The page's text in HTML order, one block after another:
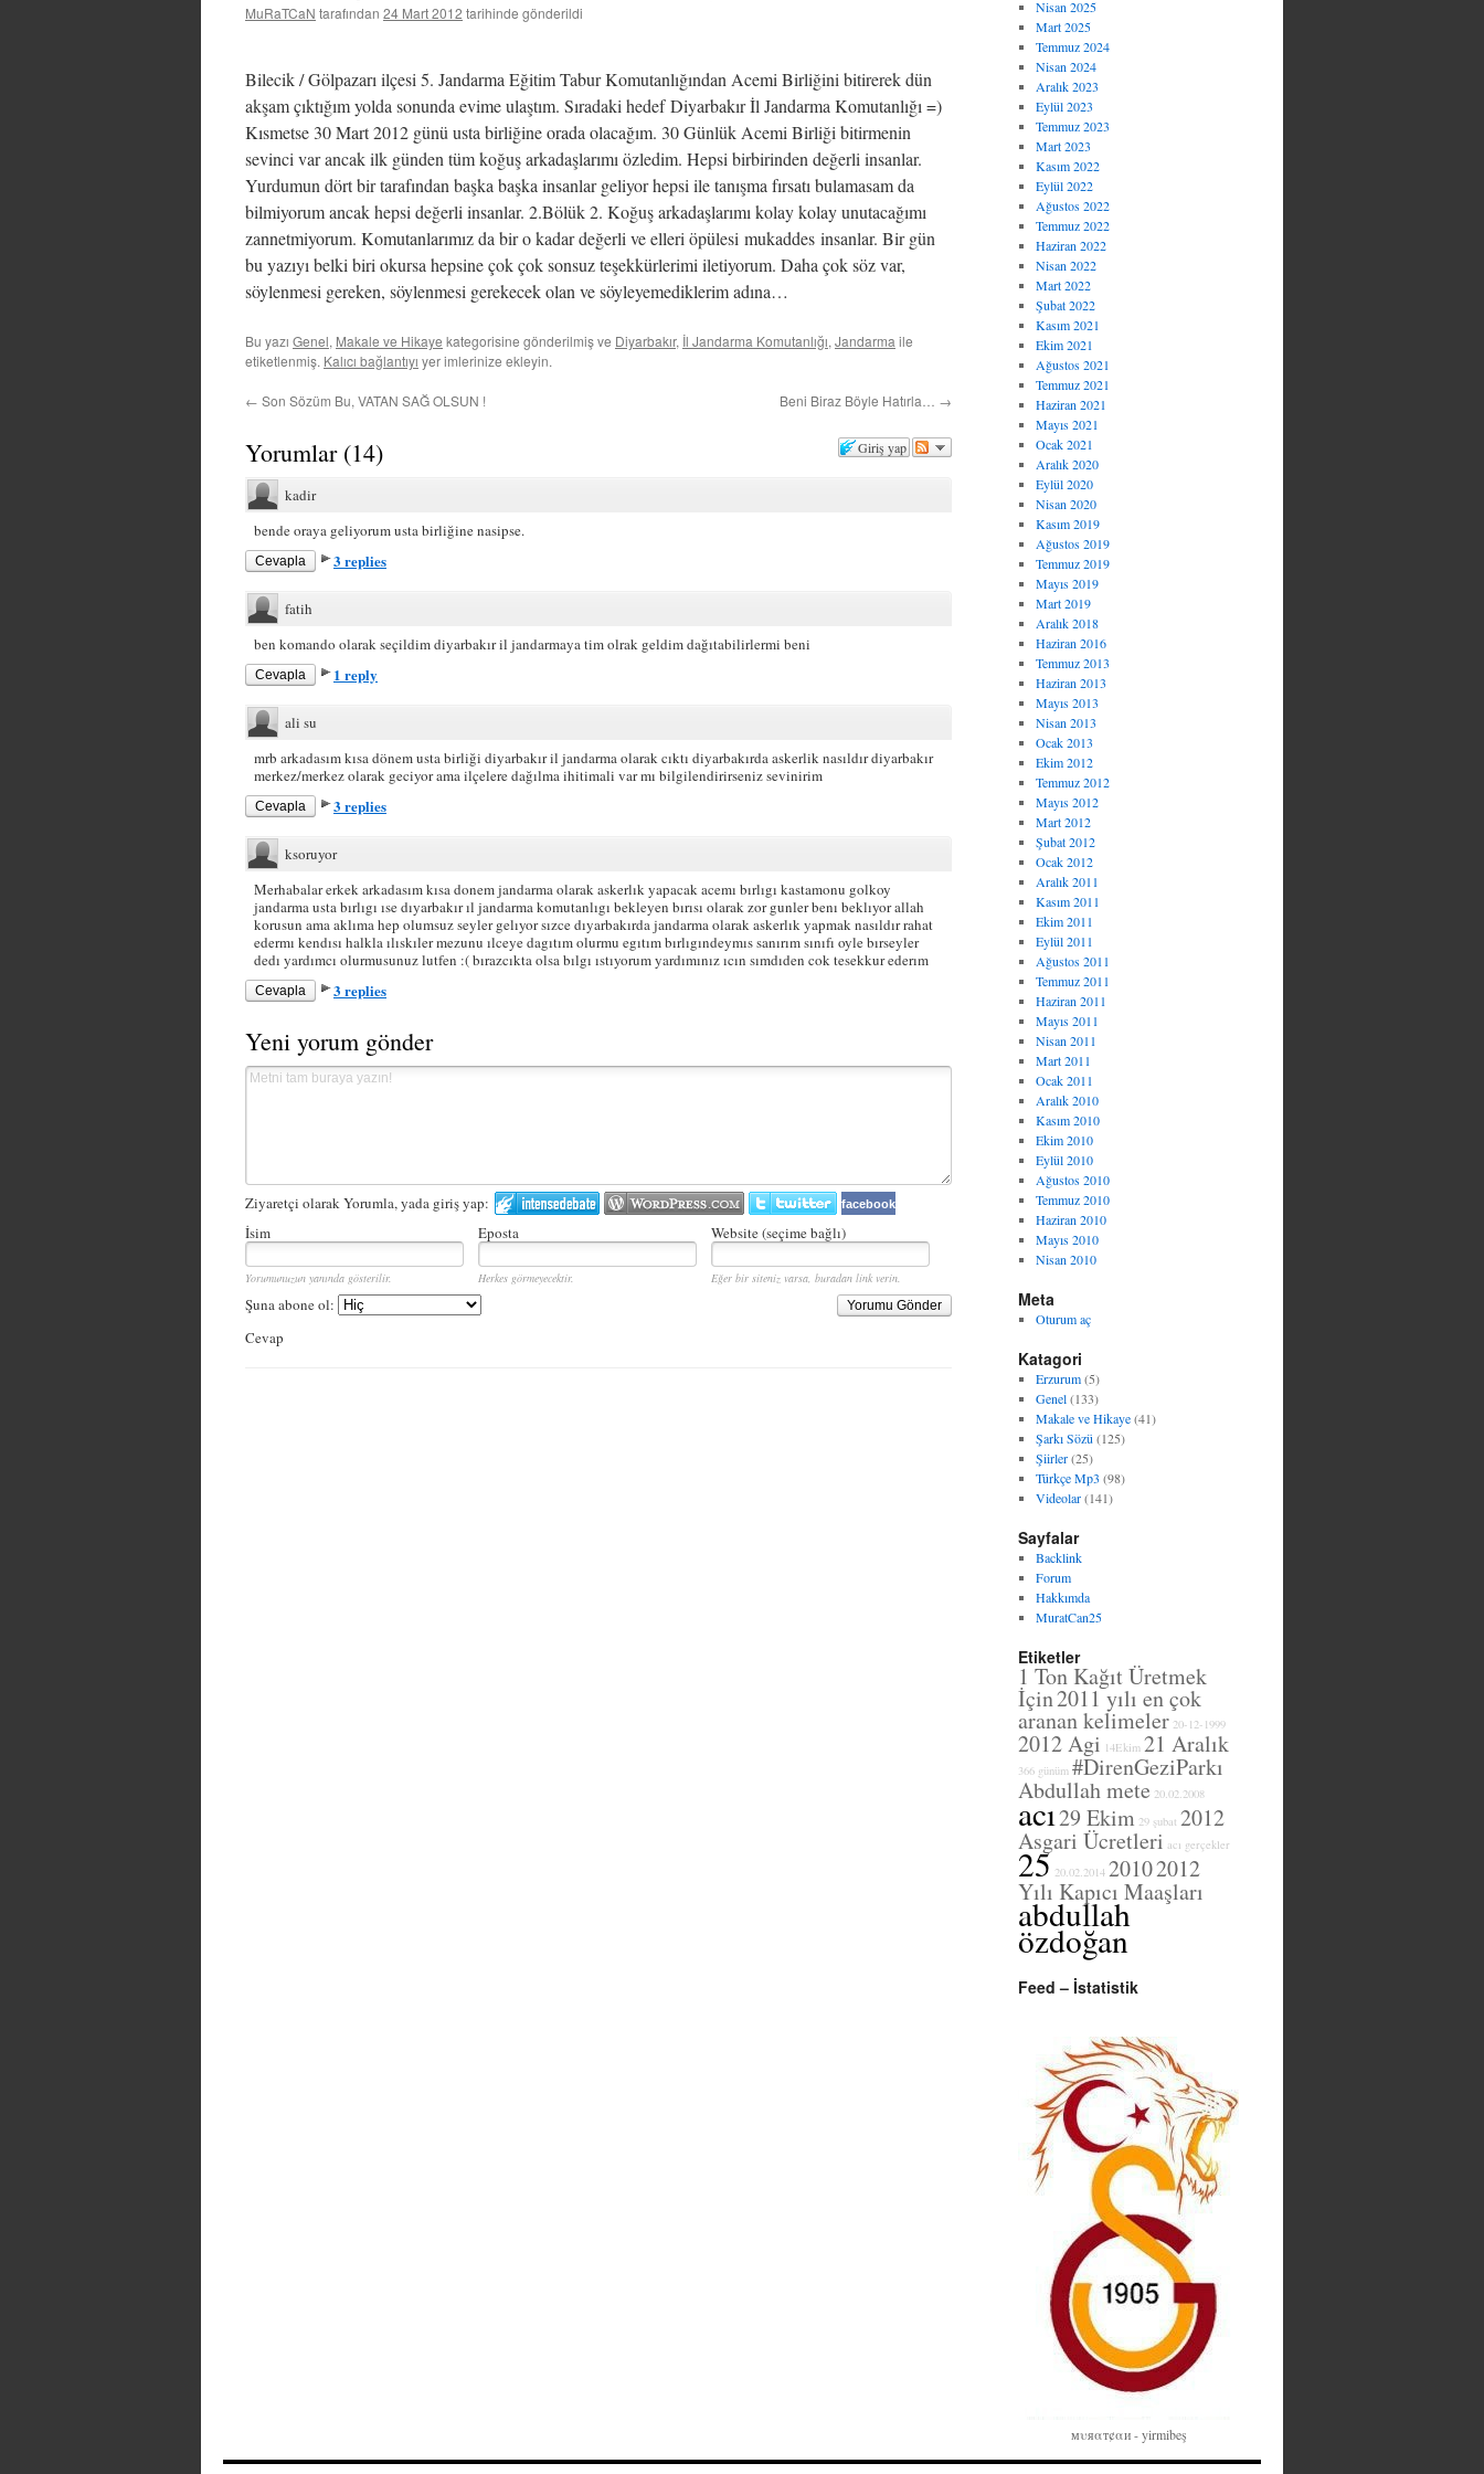
MuRaTCaN tarafından 24 Mart 2012 tarihinde gönderildi
Bilecik / Gölpazarı ilçesi 5. Jandarma Eğitim Tabur Komutanlığından Acemi Birliğini bitirerek dün
akşam çıktığım yolda sonunda evime ulaştım. Sıradaki hedef Diyarbakır İl Jandarma Komutanlığı =)
Kısmetse 30 Mart 2012 günü usta birliğine orada olacağım. 30 Günlük Acemi Birliği bitirmenin
sevinci var ancak ilk günden tüm koğuş arkadaşlarımı özledim. Hepsi birbirinden değerli insanlar.
Yurdumun dört bir tarafından başka başka insanlar geliyor hepsi ile tanışma fırsatı bulamasam da
bilmiyorum ancak hepsi değerli insanlar. 2.Bölük 2. Koğuş arkadaşlarımı kolay kolay unutacağımı
zannetmiyorum. Komutanlarımız da bir o kadar değerli ve elleri öpülesi mukaddes insanlar. Bir gün
bu yazıyı belki biri okursa hepsine çok çok sonsuz teşekkürlerimi iletiyorum. Daha çok söz var,
söylenmesi gereken, söylenmesi gerekecek olan ve söyleyemediklerim adına…
Bu yazı Genel, Makale ve Hikaye kategorisine gönderilmiş ve Diyarbakır, İl Jandarma Komutanlığı, Jandarma ile
etiketlenmiş. Kalıcı bağlantıyı yer imlerinize ekleyin.
← Son Sözüm Bu, VATAN SAĞ OLSUN ! Beni Biraz Böyle Hatırla… →
Giriş yap
Yorumlar(14)
kadir
bende oraya geliyorum usta birliğine nasipse.
Cevapla 3 replies
fatih
ben komando olarak seçildim diyarbakır il jandarmaya tim olrak geldim dağıtabilirlermi beni
Cevapla 1 reply
ali su
mrb arkadasım kısa dönem usta birliği diyarbakır il jandarma olarak cıktı diyarbakırda askerlik nasıldır diyarbakır
merkez/merkez olarak geciyor ama ilçelere dağılma ihitimali var mı bilgilendirirseniz sevinirim
Cevapla 3 replies
ksoruyor
Merhabalar erkek arkadasım kısa donem jandarma olarak askerlık yapacak acemı bırlıgı kastamonu golkoy
jandarma usta bırlıgı ıse dıyarbakır ıl jandarma komutanlıgı bekleyen bırısı olarak zor gunler benı beklıyor allah
korusun ama aklıma hep olumsuz seyler gelıyor sızce dıyarbakırda jandarma olarak askerlık yapmak nasıldır rahat
edermı kendısı halkla ılıskıler mezunu ılceye dagıtım olurmu egıtım bırlıgındeymıs sanırım sınıfı oyle bırseyler
dedı yardımcı olurmusunuz lutfen :( bırazcıkta olsa bılgı ıstıyorum yardımınız ıcın sımdıden cok tesekkur ederım
Cevapla 3 replies
Yeni yorum gönder
Ziyaretçi olarak Yorumla, yada giriş yap: facebook
İsim Eposta Website (seçime bağlı)
Yorumunuzun yanında gösterilir. Herkes görmeyecektir.
Eğer bir siteniz varsa, buradan link verin.
Yorumu Gönder
Şuna abone ol:
Cevap
Nisan 2025
Mart 2025
Temmuz 2024
Nisan 2024
Aralık 2023
Eylül 2023
Temmuz 2023
Mart 2023
Kasım 2022
Eylül 2022
Ağustos 2022
Temmuz 2022
Haziran 2022
Nisan 2022
Mart 2022
Şubat 2022
Kasım 2021
Ekim 2021
Ağustos 2021
Temmuz 2021
Haziran 2021
Mayıs 2021
Ocak 2021
Aralık 2020
Eylül 2020
Nisan 2020
Kasım 2019
Ağustos 2019
Temmuz 2019
Mayıs 2019
Mart 2019
Aralık 2018
Haziran 2016
Temmuz 2013
Haziran 2013
Mayıs 2013
Nisan 2013
Ocak 2013
Ekim 2012
Temmuz 2012
Mayıs 2012
Mart 2012
Şubat 2012
Ocak 2012
Aralık 2011
Kasım 2011
Ekim 2011
Eylül 2011
Ağustos 2011
Temmuz 2011
Haziran 2011
Mayıs 2011
Nisan 2011
Mart 2011
Ocak 2011
Aralık 2010
Kasım 2010
Ekim 2010
Eylül 2010
Ağustos 2010
Temmuz 2010
Haziran 2010
Mayıs 2010
Nisan 2010
Meta
Oturum aç
Katagori
Erzurum(5)
Genel(133)
Makale ve Hikaye(41)
Şarkı Sözü (125)
Şiirler(25)
Türkçe Mp3 (98)
Videolar(141)
Sayfalar
Backlink
Forum
Hakkımda
MuratCan25
Etiketler
1 Ton Kağıt Üretmek
İçin2011 yılı en çok
aranan kelimeler 20-12-1999
2012 Agi 14Ekim 21 Aralık
366 günüm #DirenGeziParkı
Abdullah mete 20.02.2008
acı29 Ekim 29 şubat 2012
Asgari Ücretleri acı gerçekler
25 20.02.2014 20102012
Yılı Kapıcı Maaşları
abdullah
özdoğan
Feed – İstatistik
мυяαт¢αи - yirmibeş